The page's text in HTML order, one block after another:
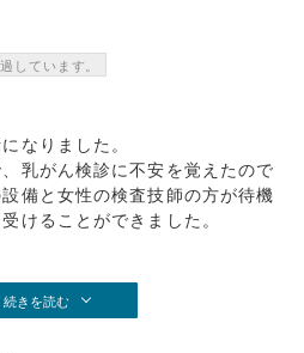
しています。
なりました。
乳がん検診に不安を覚えたので
備と女性の検査技師の方が待機
けることができました。
続きを読む